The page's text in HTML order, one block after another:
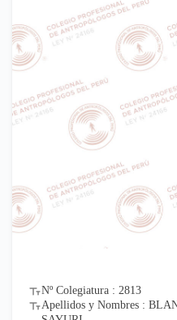
Nº Colegiatura : 2813
Apellidos y Nombres :